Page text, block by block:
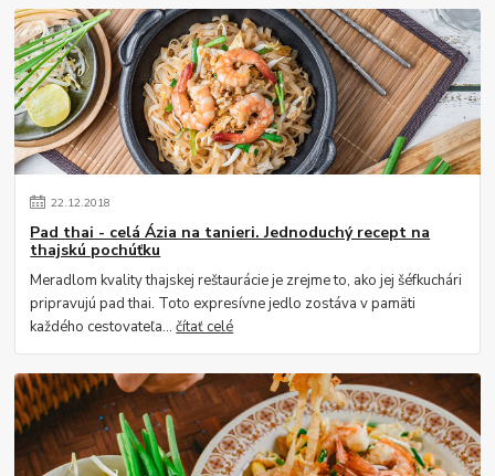
22.12.2018
Pad thai - celá Ázia na tanieri. Jednoduchý recept na
thajskú pochúťku
Meradlom kvality thajskej reštaurácie je zrejme to, ako jej šéfkuchári
pripravujú pad thai. Toto expresívne jedlo zostáva v pamäti
každého cestovateľa...čítať celé